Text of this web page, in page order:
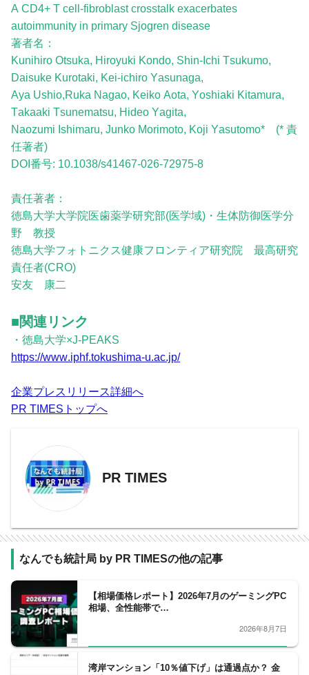
A CD4+ T cell-fibroblast crosstalk exacerbates
autoimmunity in primary Sjogren disease
著者名：
Kunihiro Otsuka, Hiroyuki Kondo, Shin-Ichi Tsukumo,
Daisuke Kurotaki, Kei-ichiro Yasunaga,
Aya Ushio,Ruka Nagao, Keiko Aota, Yoshiaki Kitamura,
Takaaki Tsunematsu, Hideo Yagita,
Naozumi Ishimaru, Junko Morimoto, Koji Yasutomo* (* 責
任著者)
DOI番号: 10.1038/s41467-026-72975-8
責任著者：
徳島大学大学院医歯薬学研究部(医学域)・生体防御医学分
野 教授
徳島大学フォトニクス健康フロンティア研究院 最高研究
責任者(CRO)
安友 康二
■関連リンク
・徳島大学×J-PEAKS
https://www.iphf.tokushima-u.ac.jp/
企業プレスリリース詳細へ
PR TIMESトップへ
PR TIMES
なんでも統計局 by PR TIMESの他の記事
【相場価格レポート】2026年7月のゲーミングPC
相場、全性能帯で…
2026年8月7日
湾岸マンション「10％値下げ」は通過点か？ 金